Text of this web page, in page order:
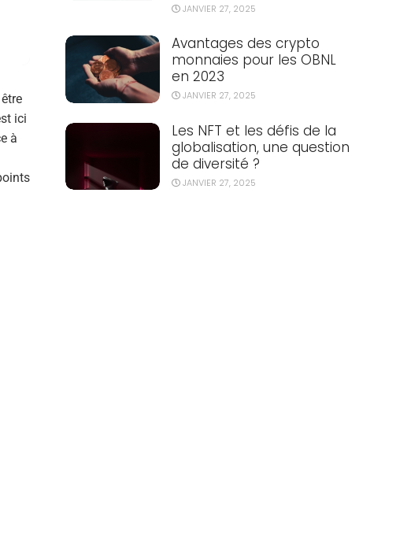
ici
à
JANVIER 27, 2025
Avantages des crypto
monnaies pour les OBNL
en 2023
JANVIER 27, 2025
Les NFT et les défis de la
globalisation, une question
de diversité ?
JANVIER 27, 2025